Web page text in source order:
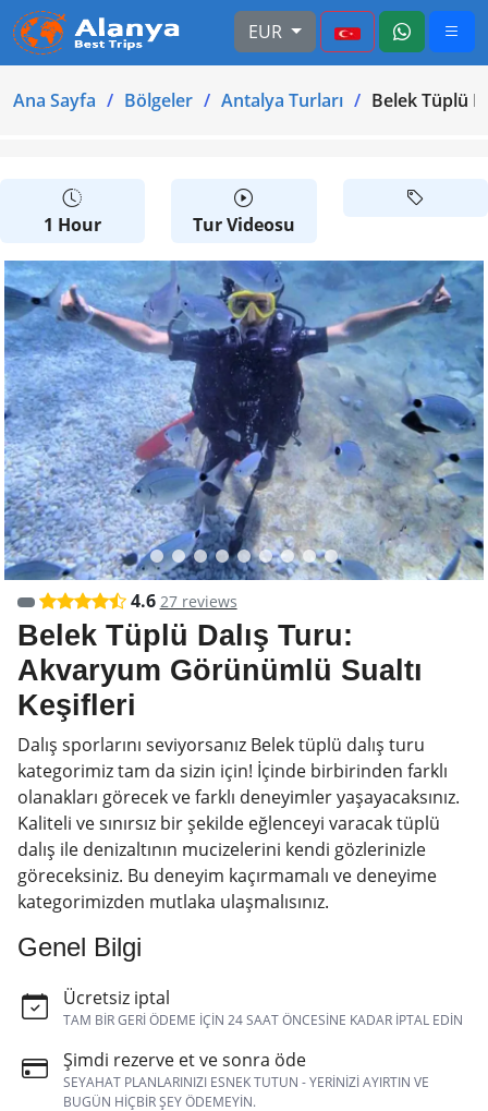
EUR
Ana Sayfa Bölgeler Antalya Turları Belek Tüplü
1 Hour Tur Videosu
4.6 27 reviews
Belek Tüplü Dalış Turu:
Akvaryum Görünümlü Sualtı
Keşifleri
Dalış sporlarını seviyorsanız Belek tüplü dalış turu
kategorimiz tam da sizin için! İçinde birbirinden farklı
olanakları görecek ve farklı deneyimler yaşayacaksınız.
Kaliteli ve sınırsız bir şekilde eğlenceyi varacak tüplü
dalış ile denizaltının mucizelerini kendi gözlerinizle
göreceksiniz. Bu deneyim kaçırmamalı ve deneyime
kategorimizden mutlaka ulaşmalısınız.
Genel Bilgi
Ücretsiz iptal
TAM BIR GERI ÖDEME IÇIN 24 SAAT ÖNCESINE KADAR IPTAL EDIN
Şimdi rezerve et ve sonra öde
SEYAHAT PLANLARINIZI ESNEK TUTUN - YERINIZI AYIRTIN VE
BUGÜN HIÇBIR ŞEY ÖDEMEYIN.